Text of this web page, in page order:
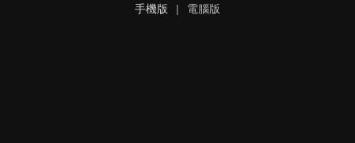
手機版
| 電腦版